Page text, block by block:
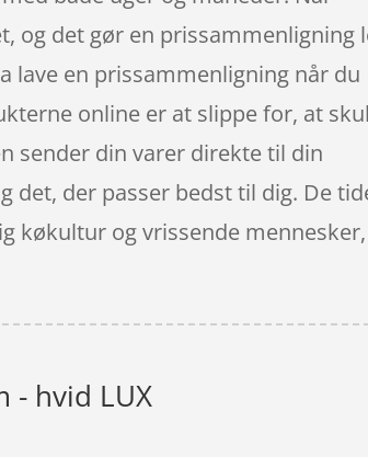
og det gør en prissammenligning
lave en prissammenligning når du
online er at slippe for, at
sender din varer direkte til din
det, der passer bedst til dig. De
køkultur og vrissende
- hvid LUX